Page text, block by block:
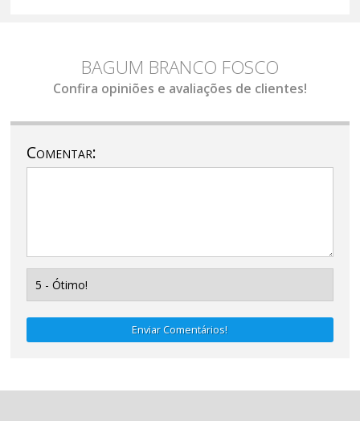
BAGUM BRANCO FOSCO
Confira opiniões e avaliações de clientes!
Comentar:
Enviar Comentários!